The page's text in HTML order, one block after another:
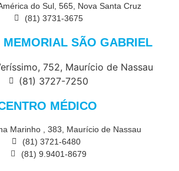
do Sul, 565, Nova Santa Cruz
(81) 3731-3675
MEMORIAL SÃO GABRIEL
752, Maurício de Nassau
(81) 3727-7250
MÉDICO
Marinho , 383, Maurício de Nassau
(81) 3721-6480
(81) 9.9401-8679